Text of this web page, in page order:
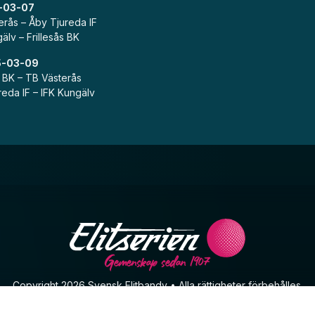
03-07
– Åby Tjureda IF
– Frillesås BK
03-09
– TB Västerås
IF – IFK Kungälv
Gemenskap sedan 1907
Copyright 2026 Svensk Elitbandy • Alla rättigheter förbehålles.